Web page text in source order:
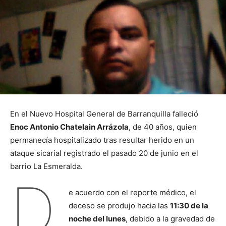
En el Nuevo Hospital General de Barranquilla falleció
Enoc Antonio Chatelain Arrázola, de 40 años, quien
permanecía hospitalizado tras resultar herido en un
ataque sicarial registrado el pasado 20 de junio en el
barrio La Esmeralda.
D
e acuerdo con el reporte médico, el
deceso se produjo hacia las 11:30 de la
noche del lunes, debido a la gravedad de